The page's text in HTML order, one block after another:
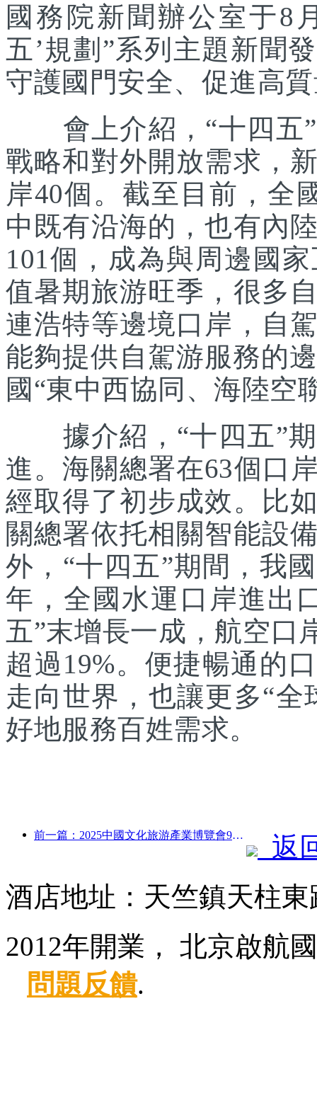
國務院新聞辦公室于8
五’規劃”系列主題新聞
守護國門安全、促進高
會上介紹，“十四五”
戰略和對外開放需求，
岸40個。截至目前，全
中既有沿海的，也有內
101個，成為與周邊國
值暑期旅游旺季，很多
連浩特等邊境口岸，自
能夠提供自駕游服務的
國“東中西協同、海陸空
據介紹，“十四五”期
進。海關總署在63個口
經取得了初步成效。比
關總署依托相關智能設
外，“十四五”期間，我
年，全國水運口岸進出
五”末增長一成，航空口
超過19%。便捷暢通的
走向世界，也讓更多“
好地服務百姓需求。
前一篇：2025中國文化旅游產業博覽會9月12日至14日在武漢舉辦
返
酒店地址：天竺鎮天柱東
2012年開業， 北京啟航
問題反饋.